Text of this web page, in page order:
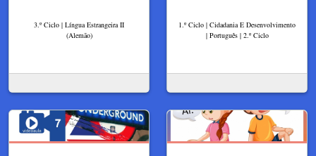
3.º Ciclo | Língua Estrangeira II
(Alemão)
1.º Ciclo | Cidadania E Desenvolvimento
| Português | 2.º Ciclo